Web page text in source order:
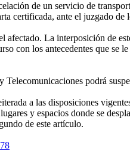
de un servicio de
certificada, ante el juzgado de
afectado. La interposición de
con los antecedentes que se
podrá
a las disposiciones
y espacios donde se
de este artículo.